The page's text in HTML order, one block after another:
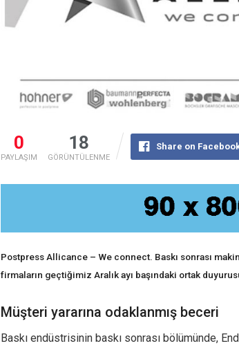
0
PAYLAŞIM
18
GÖRÜNTÜLENME
Share on
Postpress Allicance – We connect. Baskı sonrası
firmaların geçtiğimiz Aralık ayı başındaki ortak
Müşteri yararına odaklanmış beceri
Baskı endüstrisinin baskı sonrası bölümünde,